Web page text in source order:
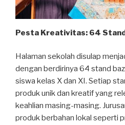
Pesta Kreativitas: 64
Halaman sekolah disulap
dengan berdirinya 64 stand
siswa kelas X dan XI. Setiap
produk unik dan kreatif yang
keahlian masing-masing.
produk berbahan lokal seperti